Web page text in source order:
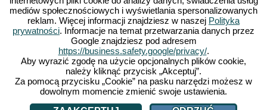
przyciągnąć nowych gości, w przeciwnym razie...
teren zostanie sprzedany.
Mając w pamięci swoją ulubioną ciocię Tereskę
bierzesz się za robotę. Zapoznaj się ze wspaniałą
grą Zooi zostań już teraz menadżerem ogrodu
zoologicznego.
grę Zoo.
mediów społecznościowych i wyświetlania spersonalizowanych
reklam. Więcej informacji znajdziesz w naszej Polityka
prywatności. Informacje na temat przetwarzania danych przez
Google znajdziesz pod adresem
https://business.safety.google/privacy/.
Aby wyrazić zgodę na użycie opcjonalnych plików cookie,
należy kliknąć przycisk „Akceptuj”.
Za pomocą przycisku „Cookie” na pasku narzędzi możesz w
dowolnym momencie zmienić swoje ustawienia.